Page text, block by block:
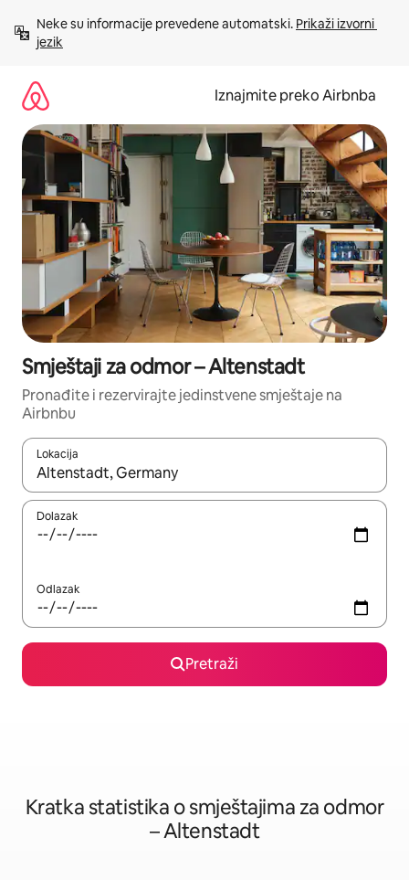
sadržaj
Neke su informacije prevedene automatski. Prikaži izvorni
jezik
Iznajmite preko Airbnba
Smještaji za odmor – Altenstadt
Pronađite i rezervirajte jedinstvene smještaje na
Airbnbu
Lokacija
Kada budu dostupni rezultati, moći ćete ih pregledati
Dolazak
Odlazak
Pretraži
Kratka statistika o smještajima za odmor
– Altenstadt